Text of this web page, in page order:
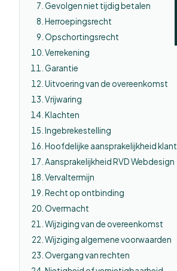
Gevolgen niet tijdig betalen
Herroepingsrecht
Opschortingsrecht
Verrekening
Garantie
Uitvoering van de overeenkomst
Vrijwaring
Klachten
Ingebrekestelling
Hoofdelijke aansprakelijkheid klant
Aansprakelijkheid RVD Webdesign
Vervaltermijn
Recht op ontbinding
Overmacht
Wijziging van de overeenkomst
Wijziging algemene voorwaarden
Overgang van rechten